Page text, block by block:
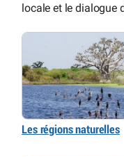
locale et le dialogue
Les régions naturelles